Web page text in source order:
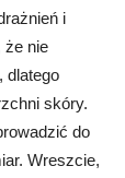
i
że nie
dlatego
skóry.
do
Wreszcie,